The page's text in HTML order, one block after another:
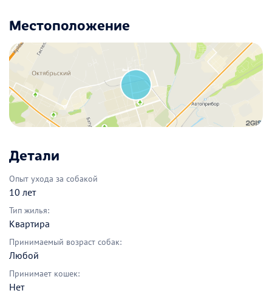
Местоположение
Детали
Опыт ухода за собакой
10 лет
Тип жилья:
Квартира
Принимаемый возраст собак:
Любой
Принимает кошек:
Нет